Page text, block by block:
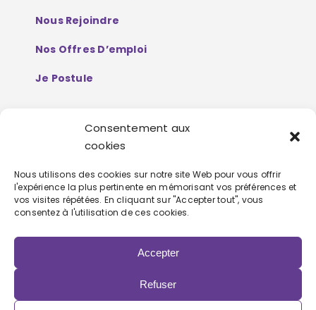
Consentement aux
cookies
Nous utilisons des cookies sur notre site Web pour vous offrir
l'expérience la plus pertinente en mémorisant vos préférences et
vos visites répétées. En cliquant sur "Accepter tout", vous
consentez à l'utilisation de ces cookies.
Accepter
Refuser
Nous Rejoindre
Nos Offres D’emploi
Je Postule
Mentions Légales
Politique De Protection De Données
Personnelles